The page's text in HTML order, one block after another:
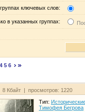
ключевых слов:
в указанных группах:
4 5 6
Кбайт | просмотров: 1220
Тип:
Тимофея Бегрова